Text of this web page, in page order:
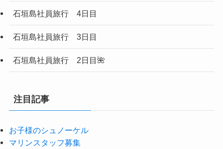
石垣島社員旅行 4日目
石垣島社員旅行 3日目
石垣島社員旅行 2日目🌺
注目記事
お子様のシュノーケル
マリンスタッフ募集